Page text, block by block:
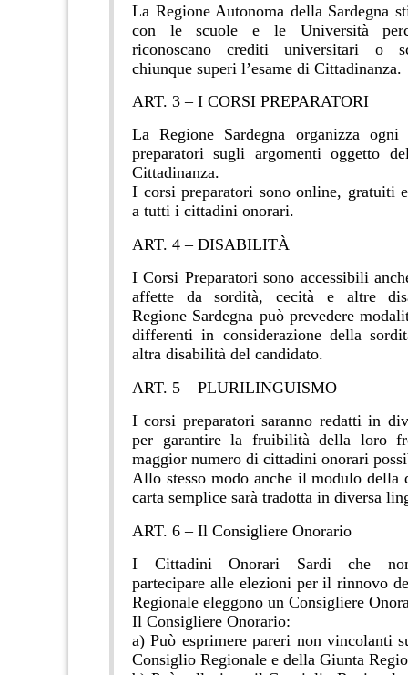
La Regione Autonoma della Sardegna
con le scuole e le Università
riconoscano crediti universitari o
chiunque superi l’esame di Cittadinanza.
ART. 3 – I CORSI PREPARATORI
La Regione Sardegna organizza ogni
preparatori sugli argomenti oggetto
Cittadinanza.
I corsi preparatori sono online, gratuiti
a tutti i cittadini onorari.
ART. 4 – DISABILITÀ
I Corsi Preparatori sono accessibili
affette da sordità, cecità e altre
Regione Sardegna può prevedere
differenti in considerazione della
altra disabilità del candidato.
ART. 5 – PLURILINGUISMO
I corsi preparatori saranno redatti in
per garantire la fruibilità della loro
maggior numero di cittadini onorari
Allo stesso modo anche il modulo della
carta semplice sarà tradotta in diversa
ART. 6 – Il Consigliere Onorario
I Cittadini Onorari Sardi che
partecipare alle elezioni per il rinnovo
Regionale eleggono un Consigliere
Il Consigliere Onorario:
a) Può esprimere pareri non vincolanti
Consiglio Regionale e della Giunta